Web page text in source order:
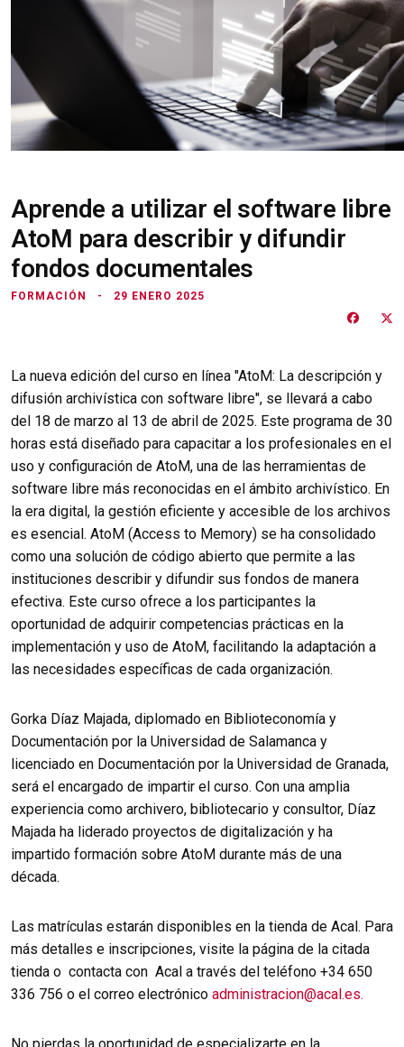
Aprende a utilizar el software libre
AtoM para describir y difundir
fondos documentales
FORMACIÓN 29 ENERO 2025
La nueva edición del curso en línea "AtoM: La descripción y
difusión archivística con software libre", se llevará a cabo
del 18 de marzo al 13 de abril de 2025. Este programa de 30
horas está diseñado para capacitar a los profesionales en el
uso y configuración de AtoM, una de las herramientas de
software libre más reconocidas en el ámbito archivístico. En
la era digital, la gestión eficiente y accesible de los archivos
es esencial. AtoM (Access to Memory) se ha consolidado
como una solución de código abierto que permite a las
instituciones describir y difundir sus fondos de manera
efectiva. Este curso ofrece a los participantes la
oportunidad de adquirir competencias prácticas en la
implementación y uso de AtoM, facilitando la adaptación a
las necesidades específicas de cada organización.
Gorka Díaz Majada, diplomado en Biblioteconomía y
Documentación por la Universidad de Salamanca y
licenciado en Documentación por la Universidad de Granada,
será el encargado de impartir el curso. Con una amplia
experiencia como archivero, bibliotecario y consultor, Díaz
Majada ha liderado proyectos de digitalización y ha
impartido formación sobre AtoM durante más de una
década.
Las matrículas estarán disponibles en la tienda de Acal. Para
más detalles e inscripciones, visite la página de la citada
tienda o contacta con Acal a través del teléfono +34 650
336 756 o el correo electrónico administracion@acal.es.